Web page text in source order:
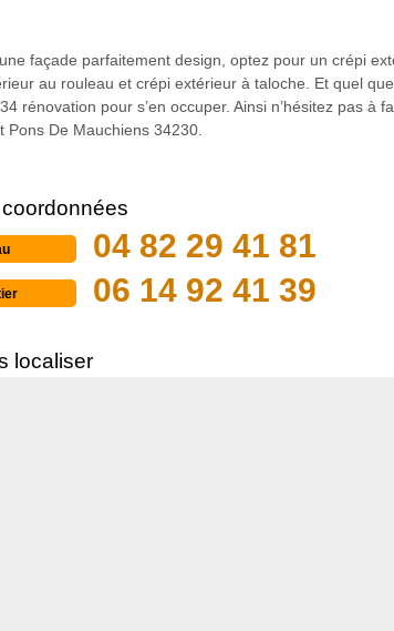
façade parfaitement design, optez pour un crépi
au rouleau et crépi extérieur à taloche. Et quel
pour s’en occuper. Ainsi n’hésitez pas à
De Mauchiens 34230.
04 82 29 41 81
06 14 92 41 39
localiser